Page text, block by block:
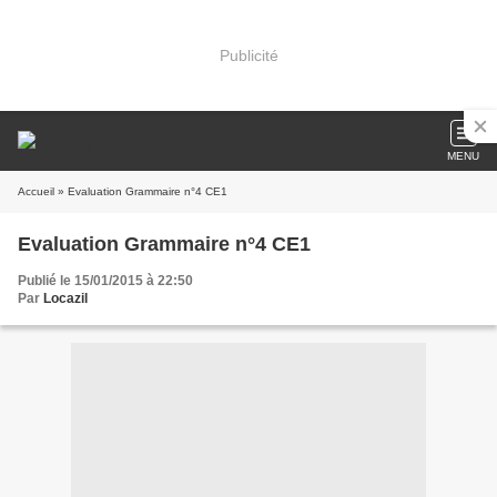
Publicité
MENU
Accueil » Evaluation Grammaire n°4 CE1
Evaluation Grammaire n°4 CE1
Publié le 15/01/2015 à 22:50
Par Locazil